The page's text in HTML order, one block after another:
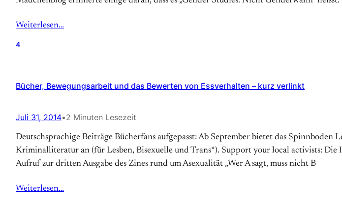
Weiterlesen…
4
Bücher, Bewegungsarbeit und das Bewerten von Essverhalten – kurz verlinkt
Juli 31, 2014•2 Minuten Lesezeit
Deutschsprachige Beiträge Bücherfans aufgepasst: Ab September bietet das
Kriminalliteratur an (für Lesben, Bisexuelle und Trans*). Support your local activists: Die
Aufruf zur dritten Ausgabe des Zines rund um Asexualität „Wer A sagt, muss nicht B
Weiterlesen…